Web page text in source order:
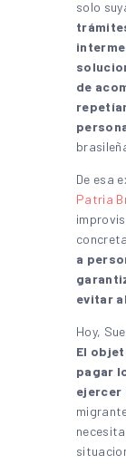
solo
de
De esa
Patria
a
evitar
Hoy,
El
pagar
ejercer